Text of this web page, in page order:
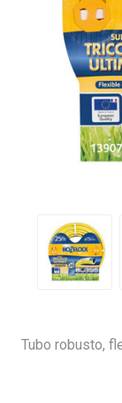
Tubo robusto,